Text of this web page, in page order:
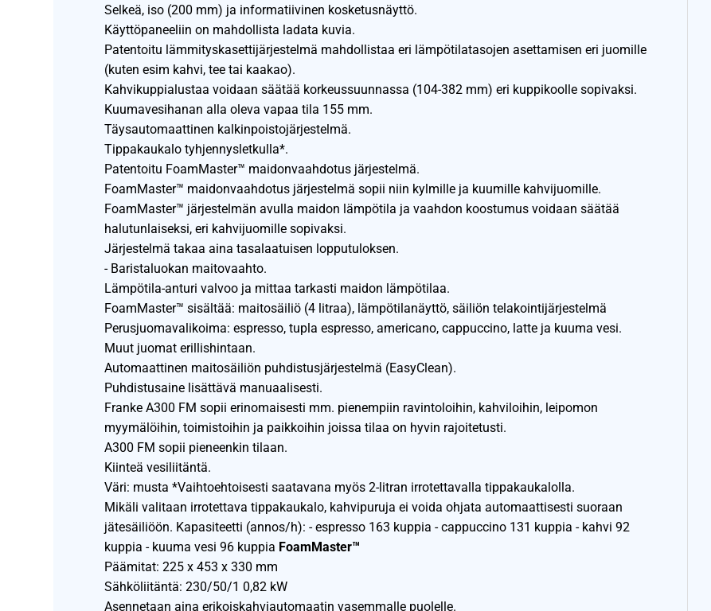
Selkeä, iso (200 mm) ja informatiivinen kosketusnäyttö.
Käyttöpaneeliin on mahdollista ladata kuvia.
Patentoitu lämmityskasettijärjestelmä mahdollistaa eri lämpötilatasojen asettamisen eri juomille
(kuten esim kahvi, tee tai kaakao).
Kahvikuppialustaa voidaan säätää korkeussuunnassa (104-382 mm) eri kuppikoolle sopivaksi.
Kuumavesihanan alla oleva vapaa tila 155 mm.
Täysautomaattinen kalkinpoistojärjestelmä.
Tippakaukalo tyhjennysletkulla*.
Patentoitu FoamMaster™ maidonvaahdotus järjestelmä.
FoamMaster™ maidonvaahdotus järjestelmä sopii niin kylmille ja kuumille kahvijuomille.
FoamMaster™ järjestelmän avulla maidon lämpötila ja vaahdon koostumus voidaan säätää
halutunlaiseksi, eri kahvijuomille sopivaksi.
Järjestelmä takaa aina tasalaatuisen lopputuloksen.
- Baristaluokan maitovaahto.
Lämpötila-anturi valvoo ja mittaa tarkasti maidon lämpötilaa.
FoamMaster™ sisältää: maitosäiliö (4 litraa), lämpötilanäyttö, säiliön telakointijärjestelmä
Perusjuomavalikoima: espresso, tupla espresso, americano, cappuccino, latte ja kuuma vesi.
Muut juomat erillishintaan.
Automaattinen maitosäiliön puhdistusjärjestelmä (EasyClean).
Puhdistusaine lisättävä manuaalisesti.
Franke A300 FM sopii erinomaisesti mm. pienempiin ravintoloihin, kahviloihin, leipomon
myymälöihin, toimistoihin ja paikkoihin joissa tilaa on hyvin rajoitetusti.
A300 FM sopii pieneenkin tilaan.
Kiinteä vesiliitäntä.
Väri: musta *Vaihtoehtoisesti saatavana myös 2-litran irrotettavalla tippakaukalolla.
Mikäli valitaan irrotettava tippakaukalo, kahvipuruja ei voida ohjata automaattisesti suoraan
jätesäiliöön. Kapasiteetti (annos/h): - espresso 163 kuppia - cappuccino 131 kuppia - kahvi 92
kuppia - kuuma vesi 96 kuppia FoamMaster™
Päämitat: 225 x 453 x 330 mm
Sähköliitäntä: 230/50/1 0,82 kW
Asennetaan aina erikoiskahviautomaatin vasemmalle puolelle.